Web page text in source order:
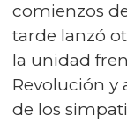
comienzos
tarde lanzó
la unidad
Revolución y
de los